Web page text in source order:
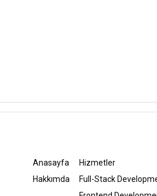
Anasayfa
Hakkımda
Hizmetler
Full-Stack